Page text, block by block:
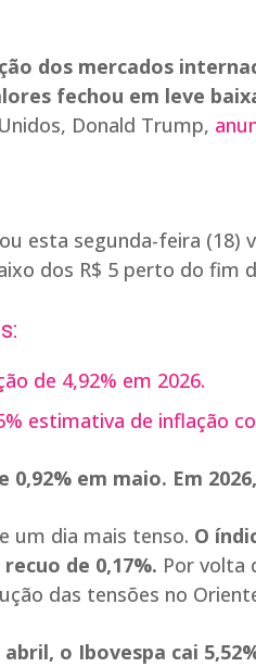
dos mercados
fechou em leve
Donald Trump,
esta segunda-feira (18)
dos R$ 5 perto do fim
de 4,92% em 2026.
estimativa de inflação
em maio. Em
um dia mais tenso. O
de 0,17%. Por volta
das tensões no
o Ibovespa cai